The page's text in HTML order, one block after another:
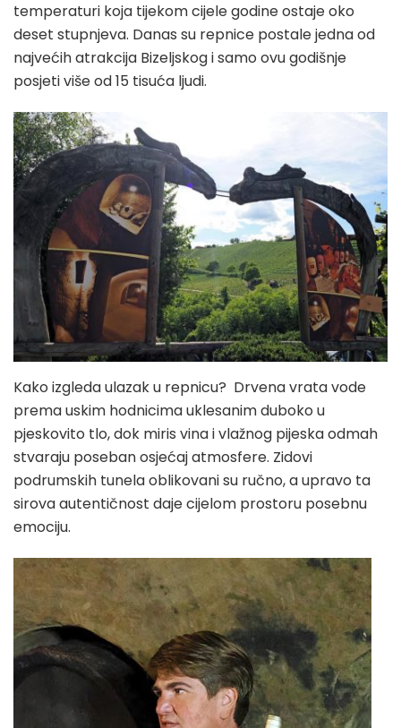
temperaturi koja tijekom cijele godine ostaje oko
deset stupnjeva. Danas su repnice postale jedna od
najvećih atrakcija Bizeljskog i samo ovu godišnje
posjeti više od 15 tisuća ljudi.
Kako izgleda ulazak u repnicu? Drvena vrata vode
prema uskim hodnicima uklesanim duboko u
pjeskovito tlo, dok miris vina i vlažnog pijeska odmah
stvaraju poseban osjećaj atmosfere. Zidovi
podrumskih tunela oblikovani su ručno, a upravo ta
sirova autentičnost daje cijelom prostoru posebnu
emociju.